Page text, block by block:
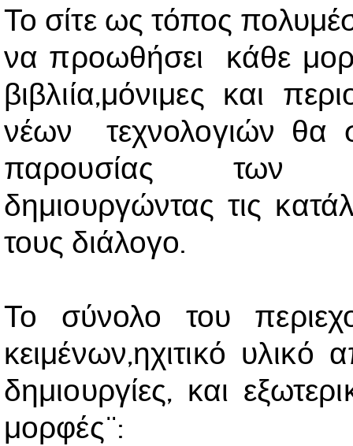
Το σίτε ως τόπος
να προωθήσει κάθε
βιβλιία,μόνιμες και
νέων τεχνολογιών θα
παρουσίας των
δημιουργώντας τις
τους διάλογο.
Το σύνολο του
κειμένων,ηχιτικό υλικό
δημιουργίες, και
μορφές¨: